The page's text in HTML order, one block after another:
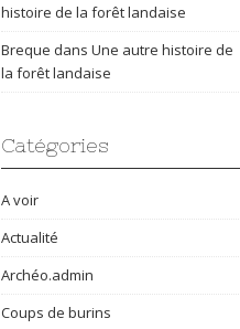
histoire de la forêt landaise
Breque dans Une autre histoire de
la forêt landaise
Catégories
A voir
Actualité
Archéo.admin
Coups de burins